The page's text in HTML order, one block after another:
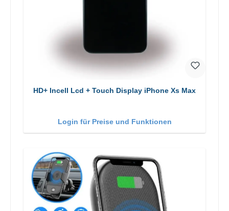
HD+ Incell Lcd + Touch Display iPhone Xs Max
Login für Preise und Funktionen